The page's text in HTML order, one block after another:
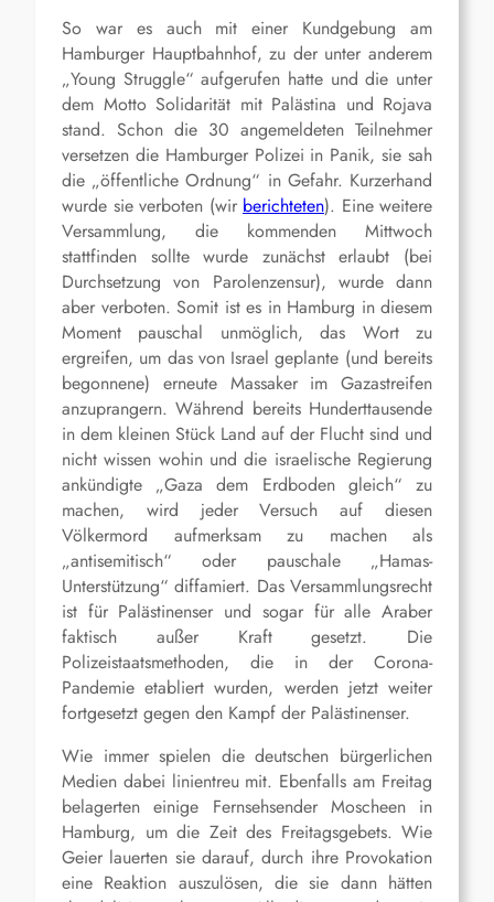
So war es auch mit einer Kundgebung am
Hamburger Hauptbahnhof, zu der unter anderem
„Young Struggle“ aufgerufen hatte und die unter
dem Motto Solidarität mit Palästina und Rojava
stand. Schon die 30 angemeldeten Teilnehmer
versetzen die Hamburger Polizei in Panik, sie sah
die „öffentliche Ordnung“ in Gefahr. Kurzerhand
wurde sie verboten (wir berichteten). Eine weitere
Versammlung, die kommenden Mittwoch
stattfinden sollte wurde zunächst erlaubt (bei
Durchsetzung von Parolenzensur), wurde dann
aber verboten. Somit ist es in Hamburg in diesem
Moment pauschal unmöglich, das Wort zu
ergreifen, um das von Israel geplante (und bereits
begonnene) erneute Massaker im Gazastreifen
anzuprangern. Während bereits Hunderttausende
in dem kleinen Stück Land auf der Flucht sind und
nicht wissen wohin und die israelische Regierung
ankündigte „Gaza dem Erdboden gleich“ zu
machen, wird jeder Versuch auf diesen
Völkermord aufmerksam zu machen als
„antisemitisch“ oder pauschale „Hamas-
Unterstützung“ diffamiert. Das Versammlungsrecht
ist für Palästinenser und sogar für alle Araber
faktisch außer Kraft gesetzt. Die
Polizeistaatsmethoden, die in der Corona-
Pandemie etabliert wurden, werden jetzt weiter
fortgesetzt gegen den Kampf der Palästinenser.
Wie immer spielen die deutschen bürgerlichen
Medien dabei linientreu mit. Ebenfalls am Freitag
belagerten einige Fernsehsender Moscheen in
Hamburg, um die Zeit des Freitagsgebets. Wie
Geier lauerten sie darauf, durch ihre Provokation
eine Reaktion auszulösen, die sie dann hätten